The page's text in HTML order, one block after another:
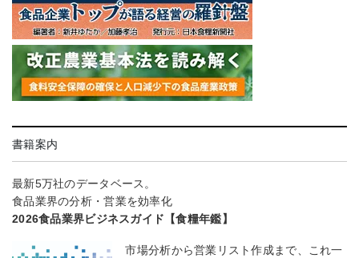
書籍案内
最新5万社のデータベース。
食品業界の分析・営業を効率化
2026食品業界ビジネスガイド【食糧年鑑】
市場分析から営業リスト作成まで、これ一